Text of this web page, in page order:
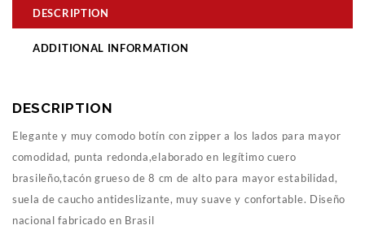
DESCRIPTION
ADDITIONAL INFORMATION
DESCRIPTION
Elegante y muy comodo botín con zipper a los lados para mayor
comodidad, punta redonda,elaborado en legítimo cuero
brasileño,tacón grueso de 8 cm de alto para mayor estabilidad,
suela de caucho antideslizante, muy suave y confortable. Diseño
nacional fabricado en Brasil